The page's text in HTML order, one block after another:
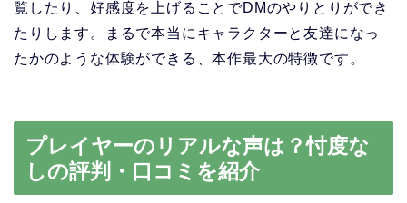
覧したり、好感度を上げることでDMのやりとりができ
たりします。まるで本当にキャラクターと友達になっ
たかのような体験ができる、本作最大の特徴です。
プレイヤーのリアルな声は？忖度な
しの評判・口コミを紹介